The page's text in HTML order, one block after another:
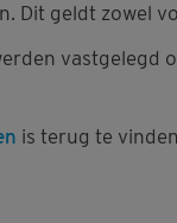
Dit geldt zowel
is terug te